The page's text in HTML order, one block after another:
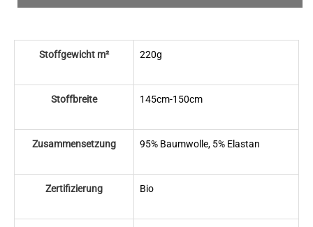
Stoffgewicht m² 220g
Stoffbreite 145cm-150cm
Zusammensetzung 95% Baumwolle, 5% Elastan
Zertifizierung Bio